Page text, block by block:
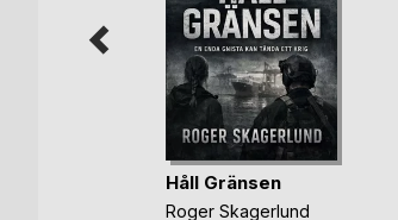
Håll Gränsen
Roger Skagerlund